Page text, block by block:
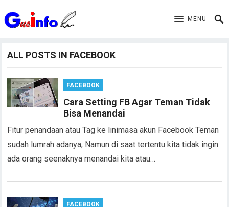
MENU
ALL POSTS IN FACEBOOK
FACEBOOK
Cara Setting FB Agar Teman Tidak
Bisa Menandai
Fitur penandaan atau Tag ke linimasa akun Facebook Teman
sudah lumrah adanya, Namun di saat tertentu kita tidak ingin
ada orang seenaknya menandai kita atau…
FACEBOOK